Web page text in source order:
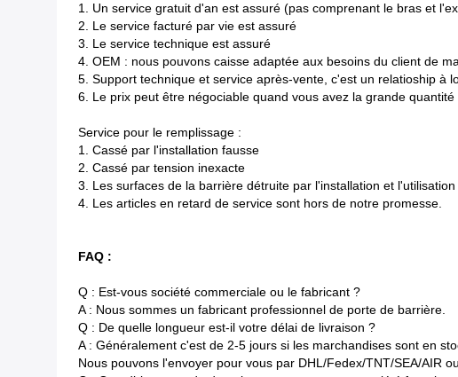
1. Un service gratuit d'an est assuré (pas comprenant le bras et
2. Le service facturé par vie est assuré
3. Le service technique est assuré
4. OEM : nous pouvons caisse adaptée aux besoins du client de
5. Support technique et service après-vente, c'est un relatioship à
6. Le prix peut être négociable quand vous avez la grande quantité
Service pour le remplissage :
1. Cassé par l'installation fausse
2. Cassé par tension inexacte
3. Les surfaces de la barrière détruite par l'installation et
4. Les articles en retard de service sont hors de notre promesse.
FAQ :
Q : Est-vous société commerciale ou le fabricant ?
A : Nous sommes un fabricant professionnel de porte de barrière.
Q : De quelle longueur est-il votre délai de livraison ?
A : Généralement c'est de 2-5 jours si les marchandises sont en
Nous pouvons l'envoyer pour vous par DHL/Fedex/TNT/SEA/AIR